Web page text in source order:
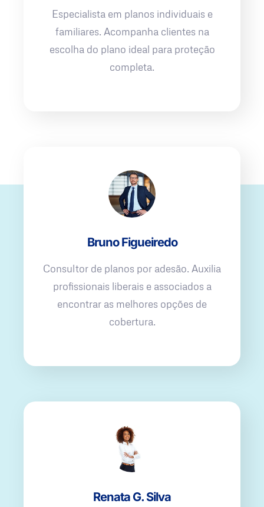
Especialista em planos individuais e
familiares. Acompanha clientes na
escolha do plano ideal para proteção
completa.
Bruno Figueiredo
Consultor de planos por adesão. Auxilia
profissionais liberais e associados a
encontrar as melhores opções de
cobertura.
Renata G. Silva